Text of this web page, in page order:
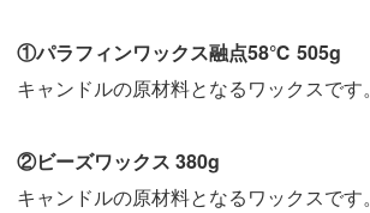
①パラフィンワックス融点58℃ 505g
キャンドルの原材料となるワックスです。
②ビーズワックス 380g
キャンドルの原材料となるワックスです。